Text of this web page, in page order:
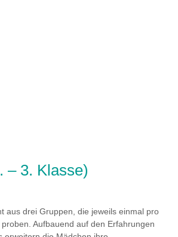
– 3. Klasse)
aus drei Gruppen, die jeweils einmal pro
Aufbauend auf den Erfahrungen